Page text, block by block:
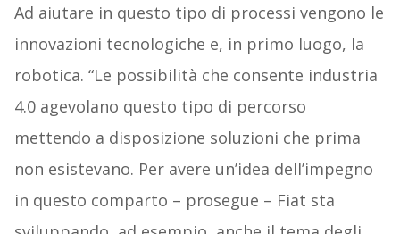
Ad aiutare in questo tipo di processi vengono le
innovazioni tecnologiche e, in primo luogo, la
robotica. “Le possibilità che consente industria
4.0 agevolano questo tipo di percorso
mettendo a disposizione soluzioni che prima
non esistevano. Per avere un’idea dell’impegno
in questo comparto – prosegue – Fiat sta